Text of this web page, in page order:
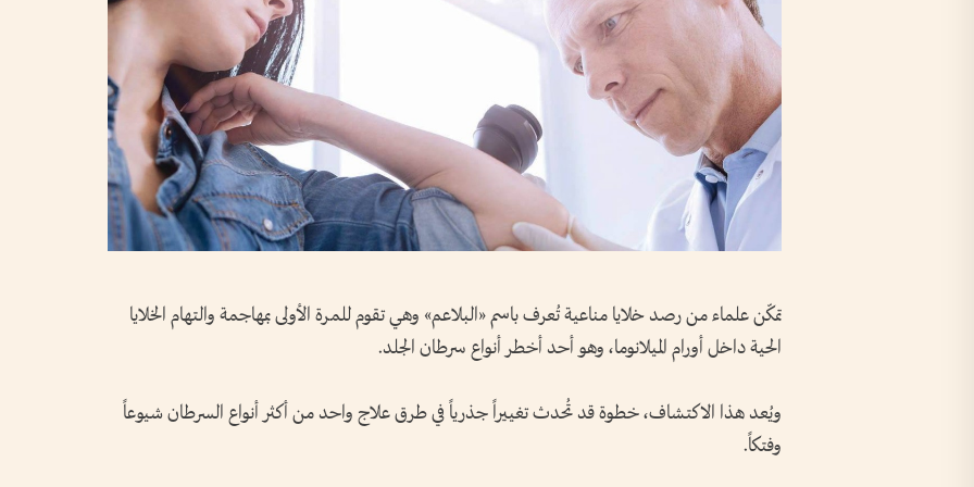
تمكّن علماء من رصد خلايا مناعية تُعرف باسم «البلاعم» وهي تقوم للمرة الأولى بمهاجمة والتهام الخلايا
الحية داخل أورام الميلانوما، وهو أحد أخطر أنواع سرطان الجلد.
ويُعد هذا الاكتشاف، خطوة قد تُحدث تغييراً جذرياً في طرق علاج واحد من أكثر أنواع السرطان شيوعاً
وفتكاً.